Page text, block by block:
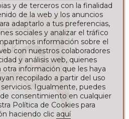
y de terceros con la finalidad
de la web y los anuncios
adaptarlo a tus preferencias,
sociales y analizar el tráfico
información sobre el
con nuestros colaboradores
y análisis web, quienes
información que les haya
recopilado a partir del uso
Igualmente, puedes
consentimiento en cualquier
Política de Cookies para
haciendo clic aquí